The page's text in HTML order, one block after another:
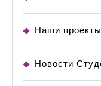
Наши проекты
Новости